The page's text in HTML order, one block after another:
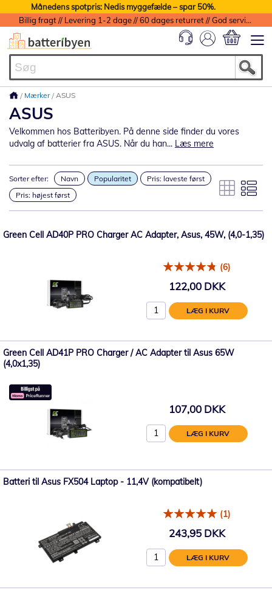
Månedens spotpris: Nedis myggefælde – spar 50%.
Billig fragt // Levering 1-2 dage // 60 dages returret // God service med garanti
Mærker ASUS
ASUS
Velkommen hos Batteribyen. På denne side finder du vores
udvalg af batterier fra ASUS. Når du han... Læs mere
Sorter efter: Navn Popularitet
Pris: laveste først
Pris: højest først
Green Cell AD40P PRO Charger AC Adapter, Asus, 45W, (4,0-1,35)
(6)
122,00 DKK
LÆG I KURV
Green Cell AD41P PRO Charger / AC Adapter til Asus 65W
(4,0x1,35)
107,00 DKK
LÆG I KURV
Batteri til Asus FX504 Laptop - 11,4V (kompatibelt)
(1)
243,95 DKK
LÆG I KURV